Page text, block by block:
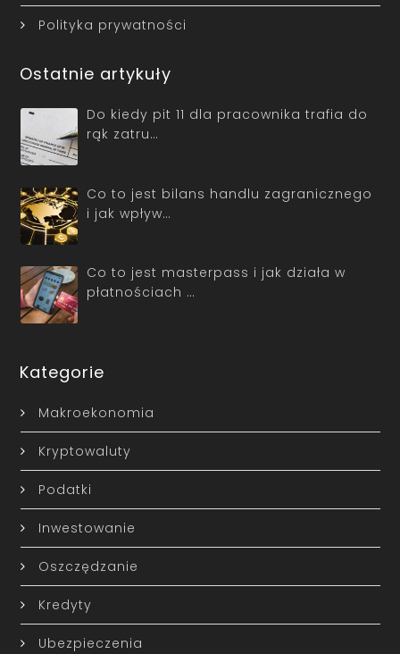
Polityka prywatności
Ostatnie artykuły
Do kiedy pit 11 dla pracownika trafia do
rąk zatru…
Co to jest bilans handlu zagranicznego
i jak wpływ…
Co to jest masterpass i jak działa w
płatnościach …
Kategorie
Makroekonomia
Kryptowaluty
Podatki
Inwestowanie
Oszczędzanie
Kredyty
Ubezpieczenia